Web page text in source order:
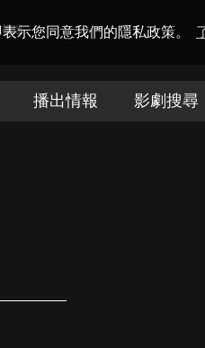
示您同意我們的隱私政策。
迷
播出情報 影劇搜尋